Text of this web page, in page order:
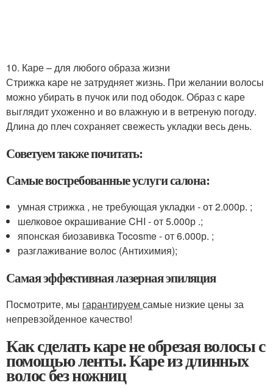
10. Каре – для любого образа жизни
Стрижка каре не затрудняет жизнь. При желании волосы
можно убирать в пучок или под ободок. Образ с каре
выглядит ухоженно и во влажную и в ветреную погоду.
Длина до плеч сохраняет свежесть укладки весь день.
Советуем также почитать:
Самые востребованные услуги салона:
умная стрижка , не требующая укладки - от 2.000р. ;
шелковое окрашивание CHI - от 5.000р .;
японская биозавивка Tocosme - от 6.000р. ;
разглаживание волос (Антихимия);
Самая эффективная лазерная эпиляция
Посмотрите, мы гарантируем самые низкие цены за
непревзойденное качество!
Как сделать каре не обрезая волосы с
помощью ленты. Каре из длинных
волос без ножниц